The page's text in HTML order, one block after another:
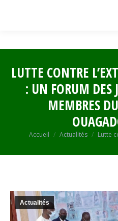
LUTTE CONTRE
: UN FORUM DES
MEMBRES
Vous êtes ici :
Accueil Actualités Lutte
Actualités